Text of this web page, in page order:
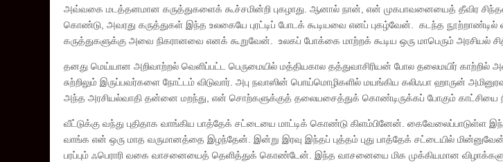
அவ்வகை மடத்தனமான கருத்துகளைக் கூச்சமின்றி புகழாது. ஆனால் நான், என் முகபாவனையைத் தீவிர
கொண்டு, அவரது கருத்துகள் இந்த உலகையே புரட்டிப் போடக் கூடியவை எனப் புகழ்வேன். கடந்த நூற்றாண்டில்
கருத்துகளுக்கு அவை நிகரானவை எனக் கூறுவேன். உலகப் போக்கை மாற்றக் கூடிய ஒரு மாபெரும் அரசியல்
தனது மெய்யான அறிவாற்றல் வெளிப்பட்ட பெருமையில் மத்தியகால தத்துவாசிரியன் போல தலைமயிர் காற்றில்
சுற்றிலும் இருப்பவர்களை நோட்டம் விடுவார். அபு நவாஸின் பொய்மொழிகளில் மயங்கிய கலிஃபா ஹாருன்
அந்த அரசியல்வாதி தன்னை மறந்து, என் சொற்களுக்குத் தலையசைத்துக் கொண்டிருக்கப் போகும் காட்சியை
வீட்டுக்கு வந்து புதிதாக வாங்கிய பாத்தேக் சட்டையை மாட்டிக் கொண்டு கிளம்பினேன். கைவேலைப்பாடுள்ள
வாங்க என் ஒரு மாத வருமானத்தை இழந்தேன். இன்று இரவு இந்தப் புத்தம் புது பாத்தேக் சட்டையில்
பரப்பும் ஃபெராரி வகை வாசனையைத் தெளித்துக் கொண்டேன். இந்த வாசனையை மிக முக்கியமான